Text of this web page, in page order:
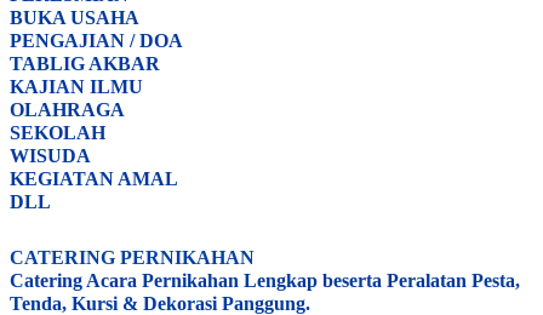
BUKA USAHA
PENGAJIAN / DOA
TABLIG AKBAR
KAJIAN ILMU
OLAHRAGA
SEKOLAH
WISUDA
KEGIATAN AMAL
DLL
CATERING PERNIKAHAN
Catering Acara Pernikahan Lengkap beserta Peralatan Pesta,
Tenda, Kursi & Dekorasi Panggung.